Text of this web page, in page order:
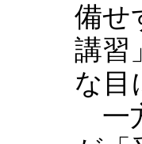
備せ
講習
な目
一